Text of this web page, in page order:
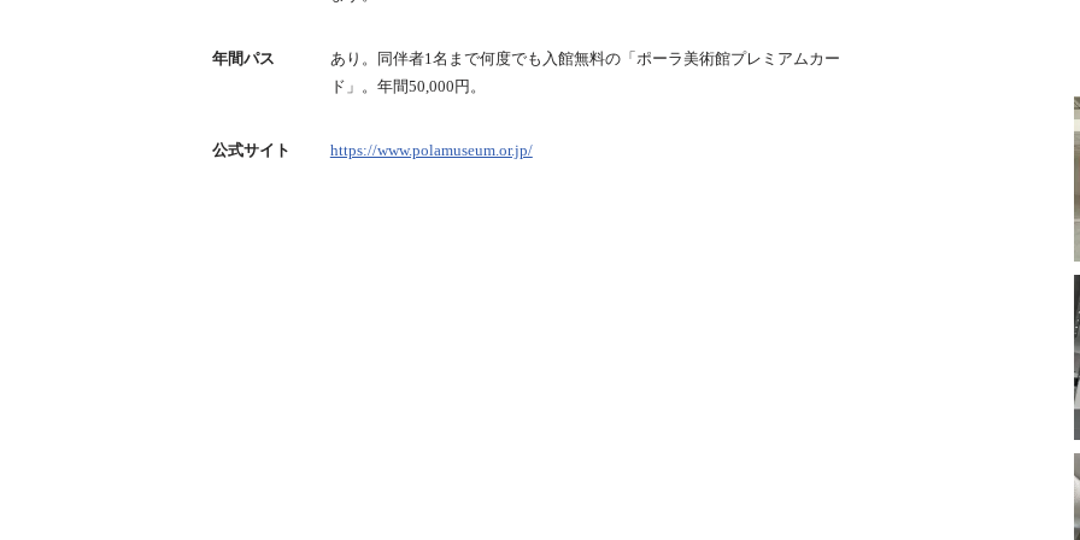
年間パス
あり。同伴者1名まで何度でも入館無料の「ポーラ美術館プレミアムカー
ド」。年間50,000円。
公式サイト https://www.polamuseum.or.jp/